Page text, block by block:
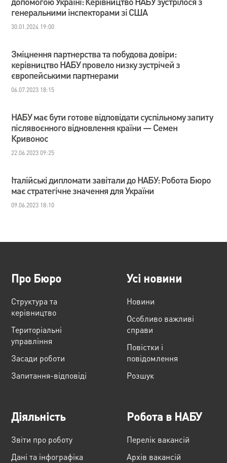
генеральними інспекторами зі США
30.01.2024 19:00
Зміцнення партнерства та побудова довіри:
керівництво НАБУ провело низку зустрічей з
європейськими партнерами
06.07.2023 18:15
НАБУ має бути готове відповідати суспільному запиту
післявоєнного відновлення країни — Семен
Кривонос
22.06.2023 09:25
Італійські дипломати завітали до НАБУ: Робота Бюро
має стратегічне значення для України
09.06.2023 18:10
Про Бюро
Структура та
керівництво
Територіальні
управління
Засади роботи
Запитання-відповіді
Усі новини
Новини
Особливо важливі
справи
Повістки і
повідомлення
Розшук
Діяльність
Звіти про роботу
Дані та інфографіка
Робота в НАБУ
Перелік вакансій
Архів вакансій